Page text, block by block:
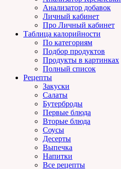
Анализатор добавок
Личный кабинет
Про Личный кабинет
Таблица калорийности
По категориям
Подбор продуктов
Продукты в картинках
Полный список
Рецепты
Закуски
Салаты
Бутерброды
Первые блюда
Вторые блюда
Соусы
Десерты
Выпечка
Напитки
Все рецепты